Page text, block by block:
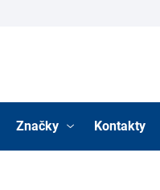
Značky Kontakty